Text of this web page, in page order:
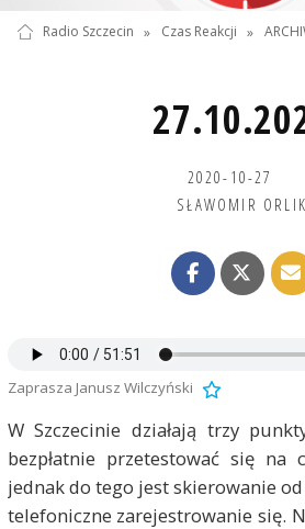
Radio Szczecin » Czas Reakcji »
2020-10-27
SŁAWOMIR ORLIK
Zaprasza Janusz Wilczyński
W Szczecinie działają trzy
bezpłatnie przetestować się na
jednak do tego jest skierowanie
telefoniczne zarejestrowanie się.